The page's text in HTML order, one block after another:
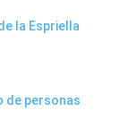
la Espriella
de personas